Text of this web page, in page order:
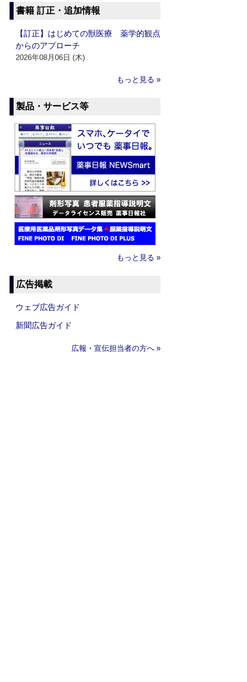
書籍 訂正・追加情報
【訂正】はじめての獣医療 薬学的観点
からのアプローチ
2026年08月06日 (木)
もっと見る »
製品・サービス等
もっと見る »
広告掲載
ウェブ広告ガイド
新聞広告ガイド
広報・宣伝担当者の方へ »